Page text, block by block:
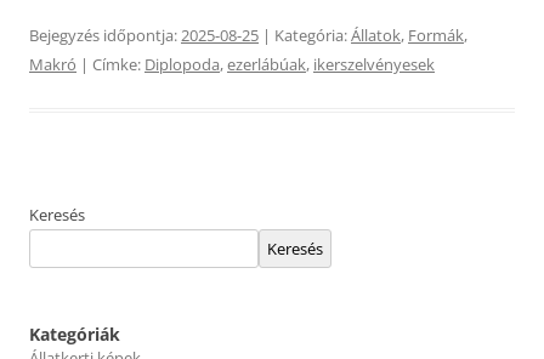
Bejegyzés időpontja:2025-08-25 | Kategória:Állatok, Formák,
Makró | Címke: Diplopoda,ezerlábúak, ikerszelvényesek
Keresés
Keresés
Kategóriák